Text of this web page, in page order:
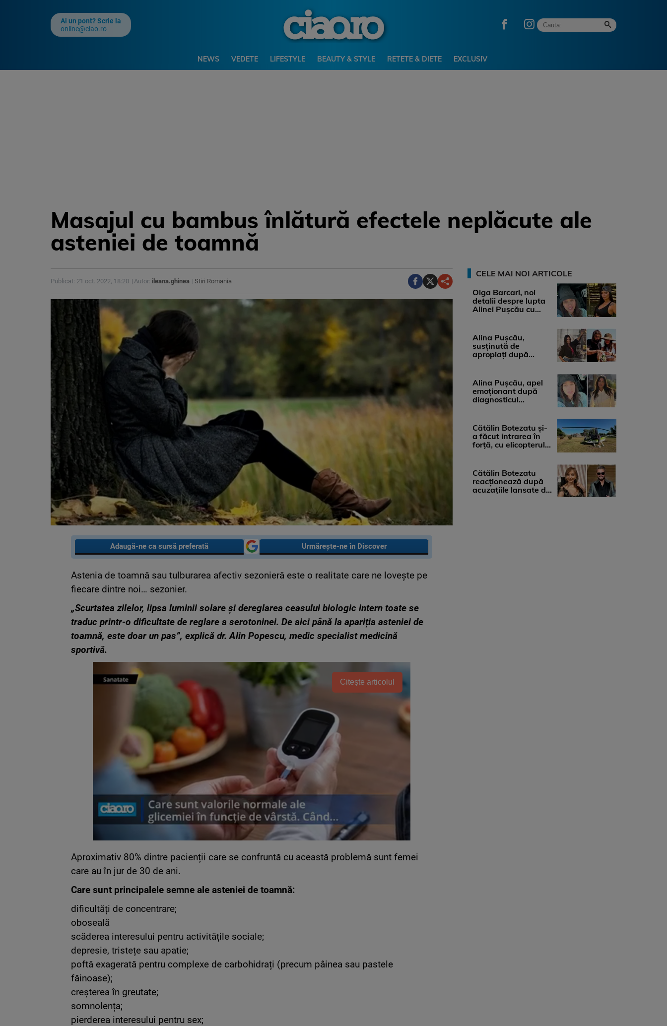
Ai un pont? Scrie la
online@ciao.ro
NEWS VEDETE LIFESTYLE BEAUTY & STYLE RETETE & DIETE EXCLUSIV
Masajul cu bambus înlătură efectele neplăcute ale
asteniei de toamnă
Publicat: 21 oct. 2022, 18:20 Autor: ileana.ghinea Stiri Romania
Adaugă-ne ca sursă preferată Urmărește-ne în Discover
Astenia de toamnă sau tulburarea afectiv sezonieră este o realitate care ne lovește pe
fiecare dintre noi… sezonier.
„Scurtatea zilelor, lipsa luminii solare și dereglarea ceasului biologic intern toate se
traduc printr-o dificultate de reglare a serotoninei. De aici până la apariția asteniei de
toamnă, este doar un pas”, explică dr. Alin Popescu, medic specialist medicină
sportivă.
Citește articolul
Aproximativ 80% dintre pacienții care se confruntă cu această problemă sunt femei
care au în jur de 30 de ani.
Care sunt principalele semne ale asteniei de toamnă:
dificultăți de concentrare;
oboseală
scăderea interesului pentru activitățile sociale;
depresie, tristețe sau apatie;
poftă exagerată pentru complexe de carbohidrați (precum pâinea sau pastele
făinoase);
creșterea în greutate;
somnolența;
pierderea interesului pentru sex;
CELE MAI NOI ARTICOLE
Olga Barcari, noi
detalii despre lupta
Alinei Pușcău cu
Alina Pușcău,
susținută de
apropiați după
medicii, ...
Alina Pușcău, apel
emoționant după
diagnosticul
...
Cătălin Botezatu și-
a făcut intrarea în
forță, cu elicopterul,
Cătălin Botezatu
reacționează după
acuzațiile lansate de